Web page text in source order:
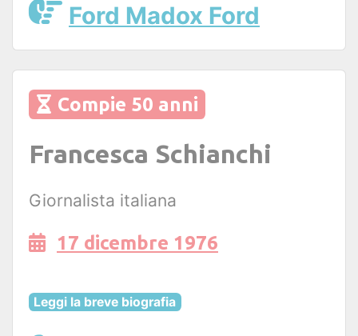
Ford Madox Ford
Compie 50 anni
Francesca Schianchi
Giornalista italiana
17 dicembre 1976
Leggi la breve biografia